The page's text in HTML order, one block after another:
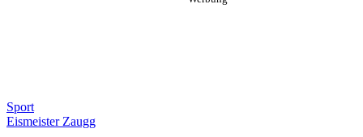
Sport
Eismeister Zaugg